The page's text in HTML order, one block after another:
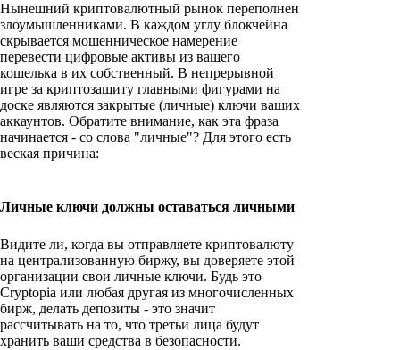
Нынешний криптовалютный рынок переполнен
злоумышленниками. В каждом углу блокчейна
скрывается мошенническое намерение
перевести цифровые активы из вашего
кошелька в их собственный. В непрерывной
игре за криптозащиту главными фигурами на
доске являются закрытые (личные) ключи ваших
аккаунтов. Обратите внимание, как эта фраза
начинается - со слова "личные"? Для этого есть
веская причина:
Личные ключи должны оставаться личными
Видите ли, когда вы отправляете криптовалюту
на централизованную биржу, вы доверяете этой
организации свои личные ключи. Будь это
Cryptopia или любая другая из многочисленных
бирж, делать депозиты - это значит
рассчитывать на то, что третьи лица будут
хранить ваши средства в безопасности.